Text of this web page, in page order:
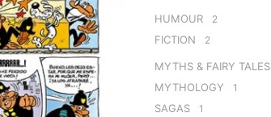
HUMOUR 2
FICTION 2
MYTHS & FAIRY TALES
MYTHOLOGY 1
SAGAS 1